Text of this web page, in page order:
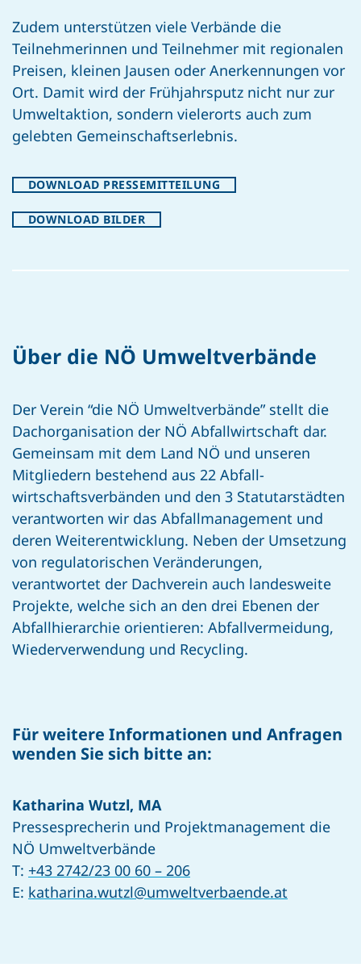
Zudem unterstützen viele Verbände die
Teilnehmerinnen und Teilnehmer mit regionalen
Preisen, kleinen Jausen oder Anerkennungen vor
Ort. Damit wird der Frühjahrsputz nicht nur zur
Umweltaktion, sondern vielerorts auch zum
gelebten Gemeinschaftserlebnis.
DOWNLOAD PRESSEMITTEILUNG
DOWNLOAD BILDER
Über die NÖ Umweltverbände
Der Verein “die NÖ Umweltverbände” stellt die
Dachorganisation der NÖ Abfallwirtschaft dar.
Gemeinsam mit dem Land NÖ und unseren
Mitgliedern bestehend aus 22 Abfall­
wirtschaftsverbänden und den 3 Statutarstädten
verantworten wir das Abfallmanagement und
deren Weiterentwicklung. Neben der Umsetzung
von regulatorischen Veränderungen,
verantwortet der Dachverein auch landesweite
Projekte, welche sich an den drei Ebenen der
Abfallhierarchie orientieren: Abfallvermeidung,
Wiederverwendung und Recycling.
Für weitere Informationen und Anfragen
wenden Sie sich bitte an:
Katharina Wutzl, MA
Pressesprecherin und Projektmanagement die
NÖ Umweltverbände
T: +43 2742/23 00 60 – 206
E: katharina.wutzl@umweltverbaende.at